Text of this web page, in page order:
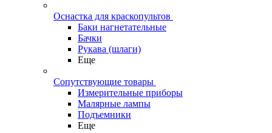
Оснастка для краскопультов
Баки нагнетательные
Бачки
Рукава (шлаги)
Еще
Сопутствующие товары
Измерительные приборы
Малярные лампы
Подъемники
Еще